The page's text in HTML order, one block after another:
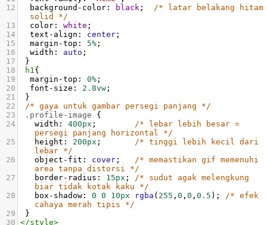
12
background-color : black ; /* latar belakang hitam
solid */
13
color : white ;
14
text-align : center ;
15
margin-top : 5% ;
16
width : auto ;
17
}
18
h1{
19
margin-top : 0% ;
20
font-size : 2.8vw ;
21
}
22
/* gaya untuk gambar persegi panjang */
23
.profile-image {
24
width : 400px ; /* lebar lebih besar =
persegi panjang horizontal */
25
height : 200px ; /* tinggi lebih kecil dari
lebar */
26
object-fit : cover ; /* memastikan gif memenuhi
area tanpa distorsi */
27
border-radius : 15px ; /* sudut agak melengkung
biar tidak kotak kaku */
28
box-shadow : 0 0 10px rgba ( 255 , 0 , 0 , 0.5 ); /* efek
cahaya merah tipis */
29
}
30 </style>